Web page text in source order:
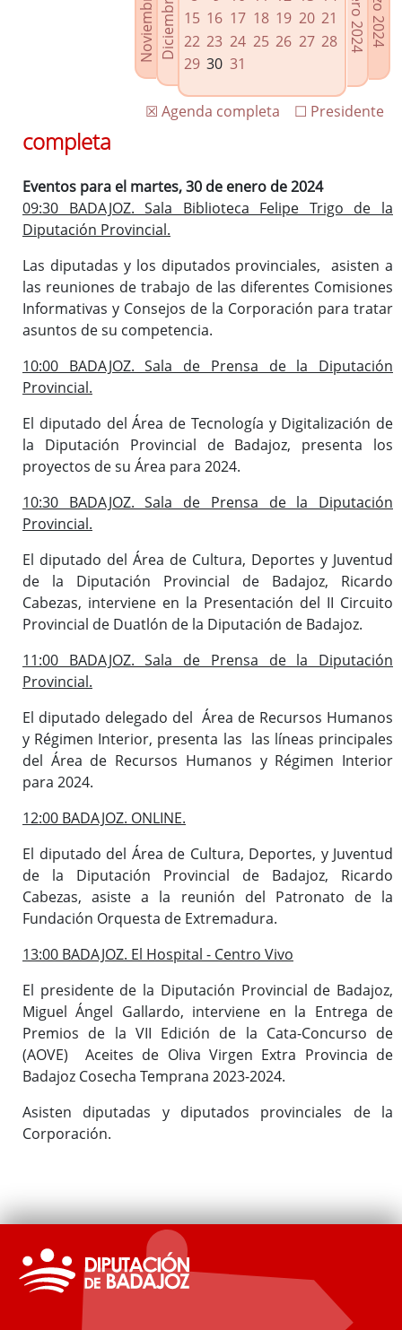
Agenda de Presidencia
Plenos provinciales y Juntas de gobierno
Oficina de Proyectos Europeos
15 16 17 18 19 20 21
22 23 24 25 26 27 28
29 30 31
☐ Presidente
☒ Agenda completa
completa
Eventos para el martes, 30 de enero de 2024
09:30 BADAJOZ. Sala Biblioteca Felipe Trigo de la
Diputación Provincial.
Las diputadas y los diputados provinciales, asisten a
las reuniones de trabajo de las diferentes Comisiones
Informativas y Consejos de la Corporación para tratar
asuntos de su competencia.
10:00 BADAJOZ. Sala de Prensa de la Diputación
Provincial.
El diputado del Área de Tecnología y Digitalización de
la Diputación Provincial de Badajoz, presenta los
proyectos de su Área para 2024.
10:30 BADAJOZ. Sala de Prensa de la Diputación
Provincial.
El diputado del Área de Cultura, Deportes y Juventud
de la Diputación Provincial de Badajoz, Ricardo
Cabezas, interviene en la Presentación del II Circuito
Provincial de Duatlón de la Diputación de Badajoz.
11:00 BADAJOZ. Sala de Prensa de la Diputación
Provincial.
El diputado delegado del Área de Recursos Humanos
y Régimen Interior, presenta las las líneas principales
del Área de Recursos Humanos y Régimen Interior
para 2024.
12:00 BADAJOZ. ONLINE.
El diputado del Área de Cultura, Deportes, y Juventud
de la Diputación Provincial de Badajoz, Ricardo
Cabezas, asiste a la reunión del Patronato de la
Fundación Orquesta de Extremadura.
13:00 BADAJOZ. El Hospital - Centro Vivo
El presidente de la Diputación Provincial de Badajoz,
Miguel Ángel Gallardo, interviene en la Entrega de
Premios de la VII Edición de la Cata-Concurso de
(AOVE) Aceites de Oliva Virgen Extra Provincia de
Badajoz Cosecha Temprana 2023-2024.
Asisten diputadas y diputados provinciales de la
Corporación.